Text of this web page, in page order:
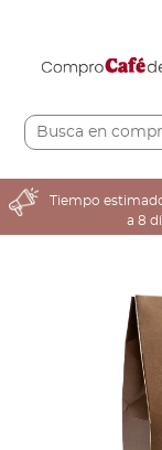
COMPRA AQUÍ
COLOMBIA
Tiempo
a 8